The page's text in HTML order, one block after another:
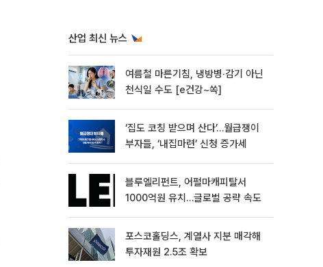
산업 최신 뉴스
여름철 마른기침, 냉방병‧감기 아닌
천식일 수도 [e건강~쏙]
‘집도 코칭 받으며 산다’…월급쟁이
부자들, ‘내집마련’ 신청 증가세
블루엘리펀트, 어펄마캐피탈서
1000억원 유치…글로벌 공략 속도
포스코홀딩스, 계열사 지분 매각해
투자재원 2.5조 확보